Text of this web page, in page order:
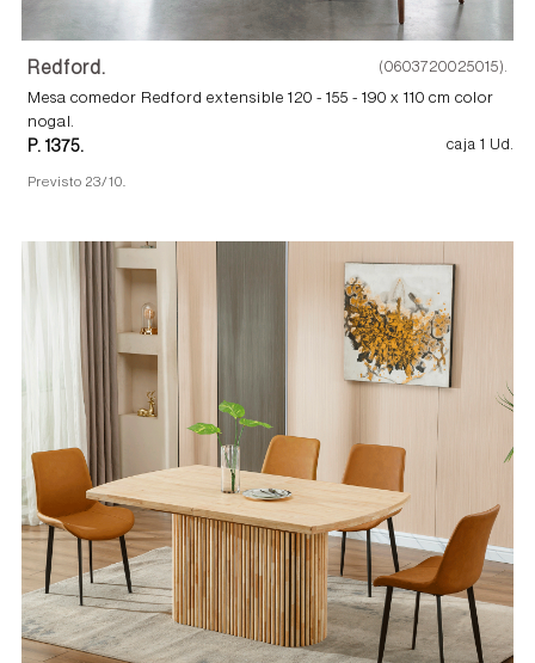
Redford. (0603720025015).
Mesa comedor Redford extensible 120 - 155 - 190 x 110 cm color
nogal.
P. 1375. caja 1 Ud.
Previsto 23/10.